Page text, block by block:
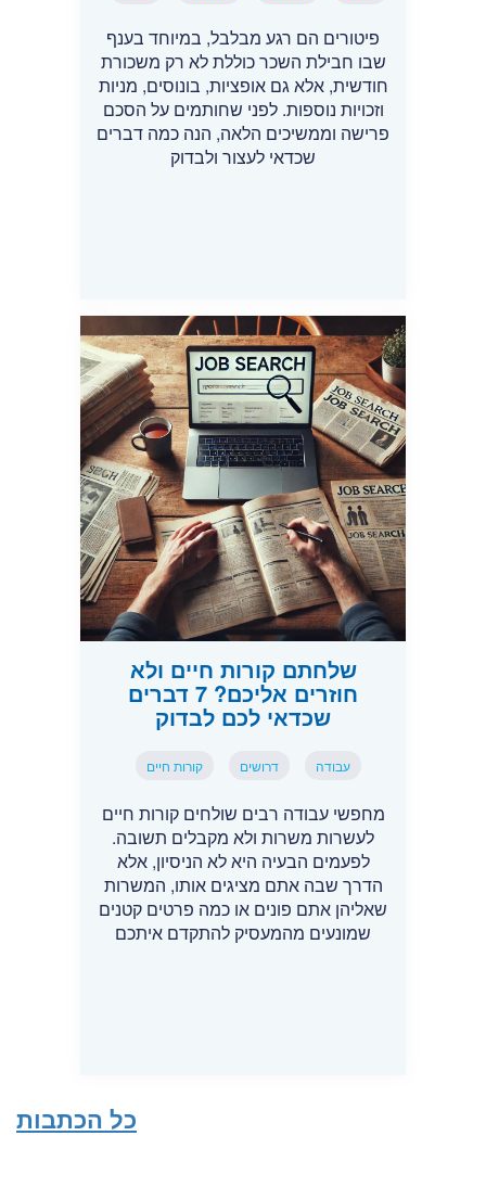
פיטורים הם רגע מבלבל, במיוחד בענף
שבו חבילת השכר כוללת לא רק משכורת
חודשית, אלא גם אופציות, בונוסים, מניות
וזכויות נוספות. לפני שחותמים על הסכם
פרישה וממשיכים הלאה, הנה כמה דברים
שכדאי לעצור ולבדוק
שלחתם קורות חיים ולא
חוזרים אליכם? 7 דברים
שכדאי לכם לבדוק
עבודה דרושים קורות חיים
מחפשי עבודה רבים שולחים קורות חיים
לעשרות משרות ולא מקבלים תשובה.
לפעמים הבעיה היא לא הניסיון, אלא
הדרך שבה אתם מציגים אותו, המשרות
שאליהן אתם פונים או כמה פרטים קטנים
שמונעים מהמעסיק להתקדם איתכם
כל הכתבות